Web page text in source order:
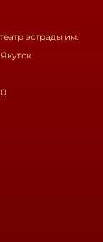
эстрады им.